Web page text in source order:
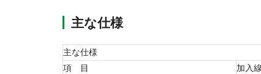
主な仕様
主な仕様
項 目
加入